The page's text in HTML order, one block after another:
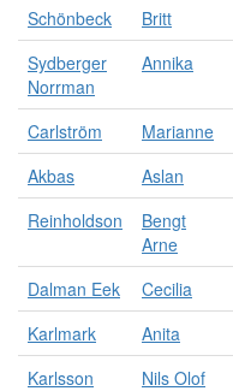
Schönbeck Britt
Sydberger
Norrman
Annika
Carlström Marianne
Akbas
Aslan
Reinholdson
Bengt
Arne
Dalman Eek Cecilia
Karlmark
Anita
Karlsson
Nils Olof